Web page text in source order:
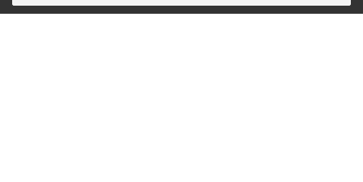
Service